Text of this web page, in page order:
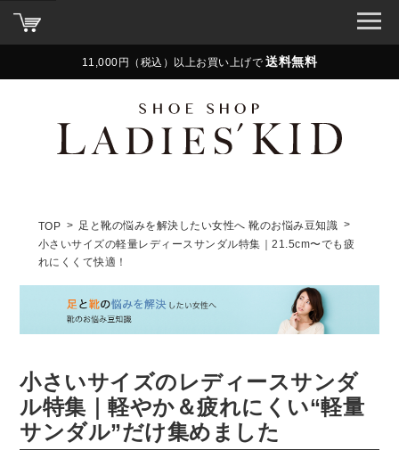
11,000円（税込）以上お買い上げで 送料無料
TOP
足と靴の悩みを解決したい女性へ 靴のお悩み豆知識
小さいサイズの軽量レディースサンダル特集｜21.5cm〜でも疲
れにくくて快適！
小さいサイズのレディースサンダ
ル特集｜軽やか＆疲れにくい“軽量
サンダル”だけ集めました